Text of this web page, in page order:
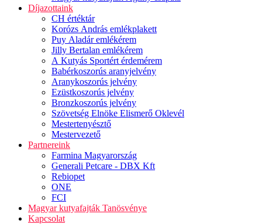
Díjazottaink
CH értéktár
Korózs András emlékplakett
Puy Aladár emlékérem
Jilly Bertalan emlékérem
A Kutyás Sportért érdemérem
Babérkoszorús aranyjelvény
Aranykoszorús jelvény
Ezüstkoszorús jelvény
Bronzkoszorús jelvény
Szövetség Elnöke Elismerő Oklevél
Mestertenyésztő
Mestervezető
Partnereink
Farmina Magyarország
Generali Petcare - DBX Kft
Rebiopet
ONE
FCI
Magyar kutyafajták Tanösvénye
Kapcsolat